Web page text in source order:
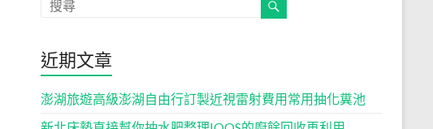
近期文章
澎湖旅遊高級澎湖自由行訂製近視雷射費用常用抽化糞池